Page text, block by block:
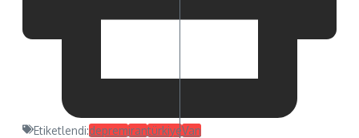
Etiketlendi:depremirantürkiyeVan